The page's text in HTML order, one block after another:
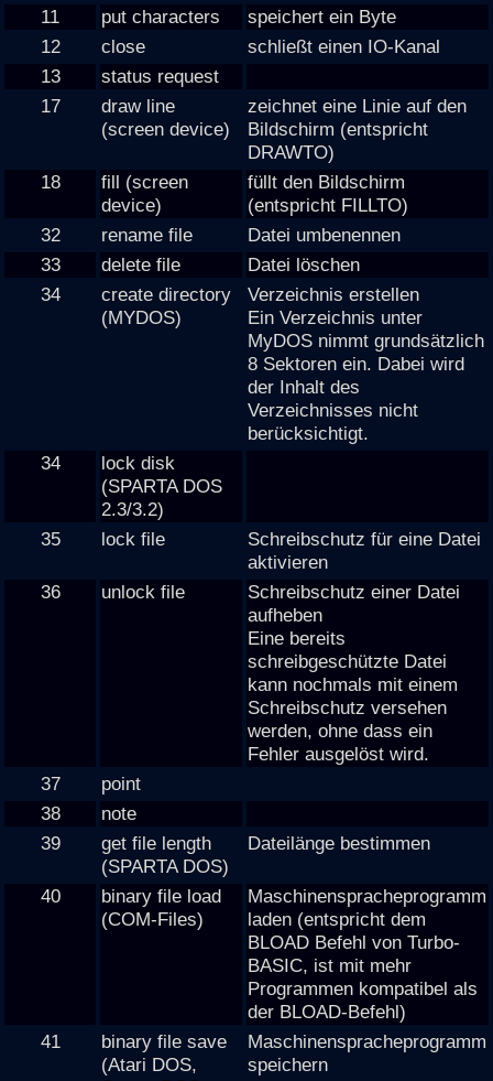
11 put characters
speichert ein Byte
12
close
schließt einen IO-Kanal
13
status request
17
draw line
(screen device)
zeichnet eine Linie auf den
Bildschirm (entspricht
DRAWTO)
18
fill (screen
device)
füllt den Bildschirm
(entspricht FILLTO)
32
rename file
Datei umbenennen
33
delete file
Datei löschen
34
create directory
(MYDOS)
Verzeichnis erstellen
Ein Verzeichnis unter
MyDOS nimmt grundsätzlich
8 Sektoren ein. Dabei wird
der Inhalt des
Verzeichnisses nicht
berücksichtigt.
34
lock disk
(SPARTA DOS
2.3/3.2)
35
lock file
Schreibschutz für eine Datei
aktivieren
36
unlock file
Schreibschutz einer Datei
aufheben
Eine bereits
schreibgeschützte Datei
kann nochmals mit einem
Schreibschutz versehen
werden, ohne dass ein
Fehler ausgelöst wird.
37
point
38
note
39
get file length
(SPARTA DOS)
Dateilänge bestimmen
40
binary file load
(COM-Files)
Maschinenspracheprogramm
laden (entspricht dem
BLOAD Befehl von Turbo-
BASIC, ist mit mehr
Programmen kompatibel als
der BLOAD-Befehl)
41
binary file save
(Atari DOS,
Maschinenspracheprogramm
speichern